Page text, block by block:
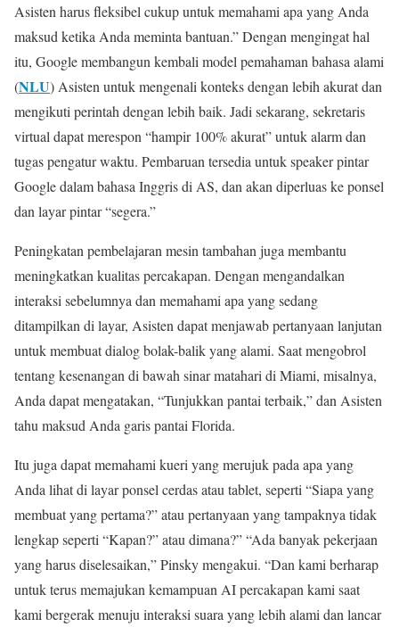
Asisten harus fleksibel cukup untuk memahami apa yang Anda
maksud ketika Anda meminta bantuan.” Dengan mengingat hal
itu, Google membangun kembali model pemahaman bahasa alami
(NLU) Asisten untuk mengenali konteks dengan lebih akurat dan
mengikuti perintah dengan lebih baik. Jadi sekarang, sekretaris
virtual dapat merespon “hampir 100% akurat” untuk alarm dan
tugas pengatur waktu. Pembaruan tersedia untuk speaker pintar
Google dalam bahasa Inggris di AS, dan akan diperluas ke ponsel
dan layar pintar “segera.”
Peningkatan pembelajaran mesin tambahan juga membantu
meningkatkan kualitas percakapan. Dengan mengandalkan
interaksi sebelumnya dan memahami apa yang sedang
ditampilkan di layar, Asisten dapat menjawab pertanyaan lanjutan
untuk membuat dialog bolak-balik yang alami. Saat mengobrol
tentang kesenangan di bawah sinar matahari di Miami, misalnya,
Anda dapat mengatakan, “Tunjukkan pantai terbaik,” dan Asisten
tahu maksud Anda garis pantai Florida.
Itu juga dapat memahami kueri yang merujuk pada apa yang
Anda lihat di layar ponsel cerdas atau tablet, seperti “Siapa yang
membuat yang pertama?” atau pertanyaan yang tampaknya tidak
lengkap seperti “Kapan?” atau dimana?” “Ada banyak pekerjaan
yang harus diselesaikan,” Pinsky mengakui. “Dan kami berharap
untuk terus memajukan kemampuan AI percakapan kami saat
kami bergerak menuju interaksi suara yang lebih alami dan lancar